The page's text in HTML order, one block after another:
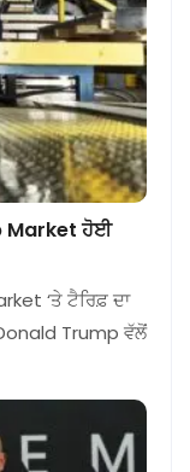
Market ਹੋਈ
‘ਤੇ ਟੈਰਿਫ਼ ਦਾ
Trump ਵੱਲੋਂ